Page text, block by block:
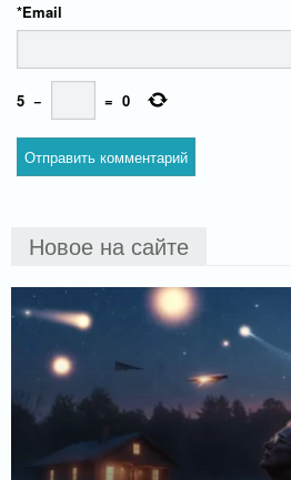
Email
*
5 − = 0
Новое на сайте